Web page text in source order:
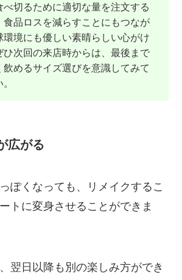
べ切るために適切な量を注文する
食品ロスを減らすことにもつなが
環境にも優しい素晴らしい心がけ
ひ次回の来店時からは、最後まで
飲めるサイズ選びを意識してみて
広がる
ぽくなっても、リメイクするこ
トに変身させることができま
翌日以降も別の楽しみ方ができ